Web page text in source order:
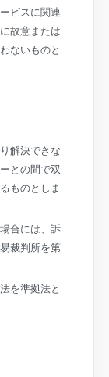
ビスに関連
故意または
ないものと
解決できな
との間で双
ものとしま
合には、訴
裁判所を第
を準拠法と